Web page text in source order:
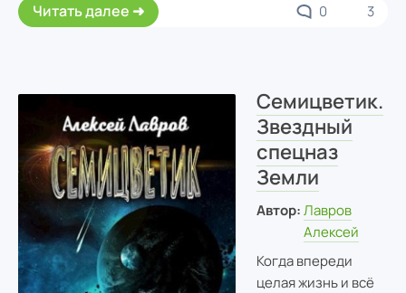
Читать далее 0 3
Семицветик.
Звездный
спецназ
Земли
Автор: Лавров
Алексей
Когда впереди
целая жизнь и всё